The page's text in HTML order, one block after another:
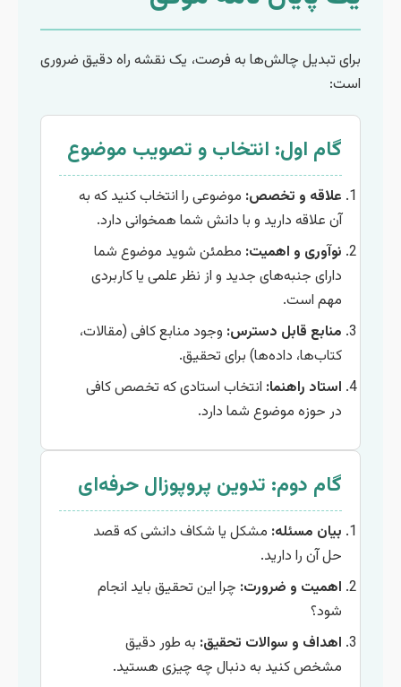
برای تبدیل چالش‌ها به فرصت، یک نقشه راه دقیق ضروری
است:
گام اول: انتخاب و تصویب موضوع
علاقه و تخصص: موضوعی را انتخاب کنید که به
آن علاقه دارید و با دانش شما همخوانی دارد.
نوآوری و اهمیت: مطمئن شوید موضوع شما
دارای جنبه‌های جدید و از نظر علمی یا کاربردی
مهم است.
منابع قابل دسترس: وجود منابع کافی (مقالات،
کتاب‌ها، داده‌ها) برای تحقیق.
استاد راهنما: انتخاب استادی که تخصص کافی
در حوزه موضوع شما دارد.
گام دوم: تدوین پروپوزال حرفه‌ای
بیان مسئله: مشکل یا شکاف دانشی که قصد
حل آن را دارید.
اهمیت و ضرورت: چرا این تحقیق باید انجام
شود؟
اهداف و سوالات تحقیق: به طور دقیق
مشخص کنید به دنبال چه چیزی هستید.